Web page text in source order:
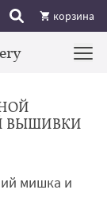
корзина
ВЫШИВКИ
мишка и